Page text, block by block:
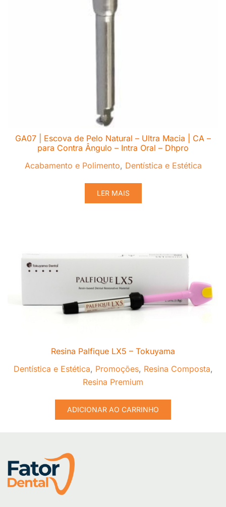
GA07 | Escova de Pelo Natural – Ultra Macia | CA –
para Contra Ângulo – Intra Oral – Dhpro
Acabamento e Polimento, Dentística e Estética
LER MAIS
Resina Palfique LX5 – Tokuyama
Dentística e Estética, Promoções, Resina Composta,
Resina Premium
ADICIONAR AO CARRINHO